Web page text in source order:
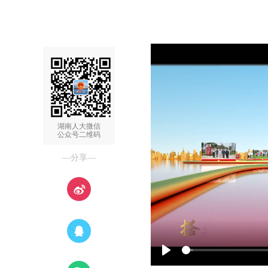
湖南人大微信
公众号二维码
—分享—
P